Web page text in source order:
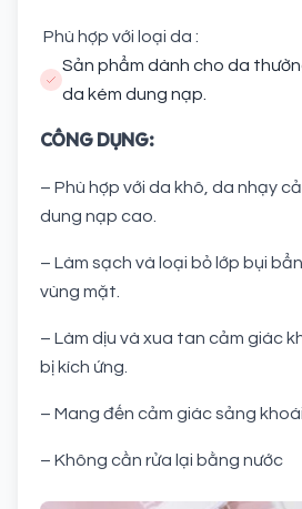
Phù hợp với loại da :
Sản phẩm dành cho da
da kém dung nạp.
CÔNG DỤNG:
– Phù hợp với da khô, da nhạy
dung nạp cao.
– Làm sạch và loại bỏ lớp bụi
vùng mặt.
– Làm dịu và xua tan cảm giác
bị kích ứng.
– Mang đến cảm giác sảng
– Không cần rửa lại bằng nước